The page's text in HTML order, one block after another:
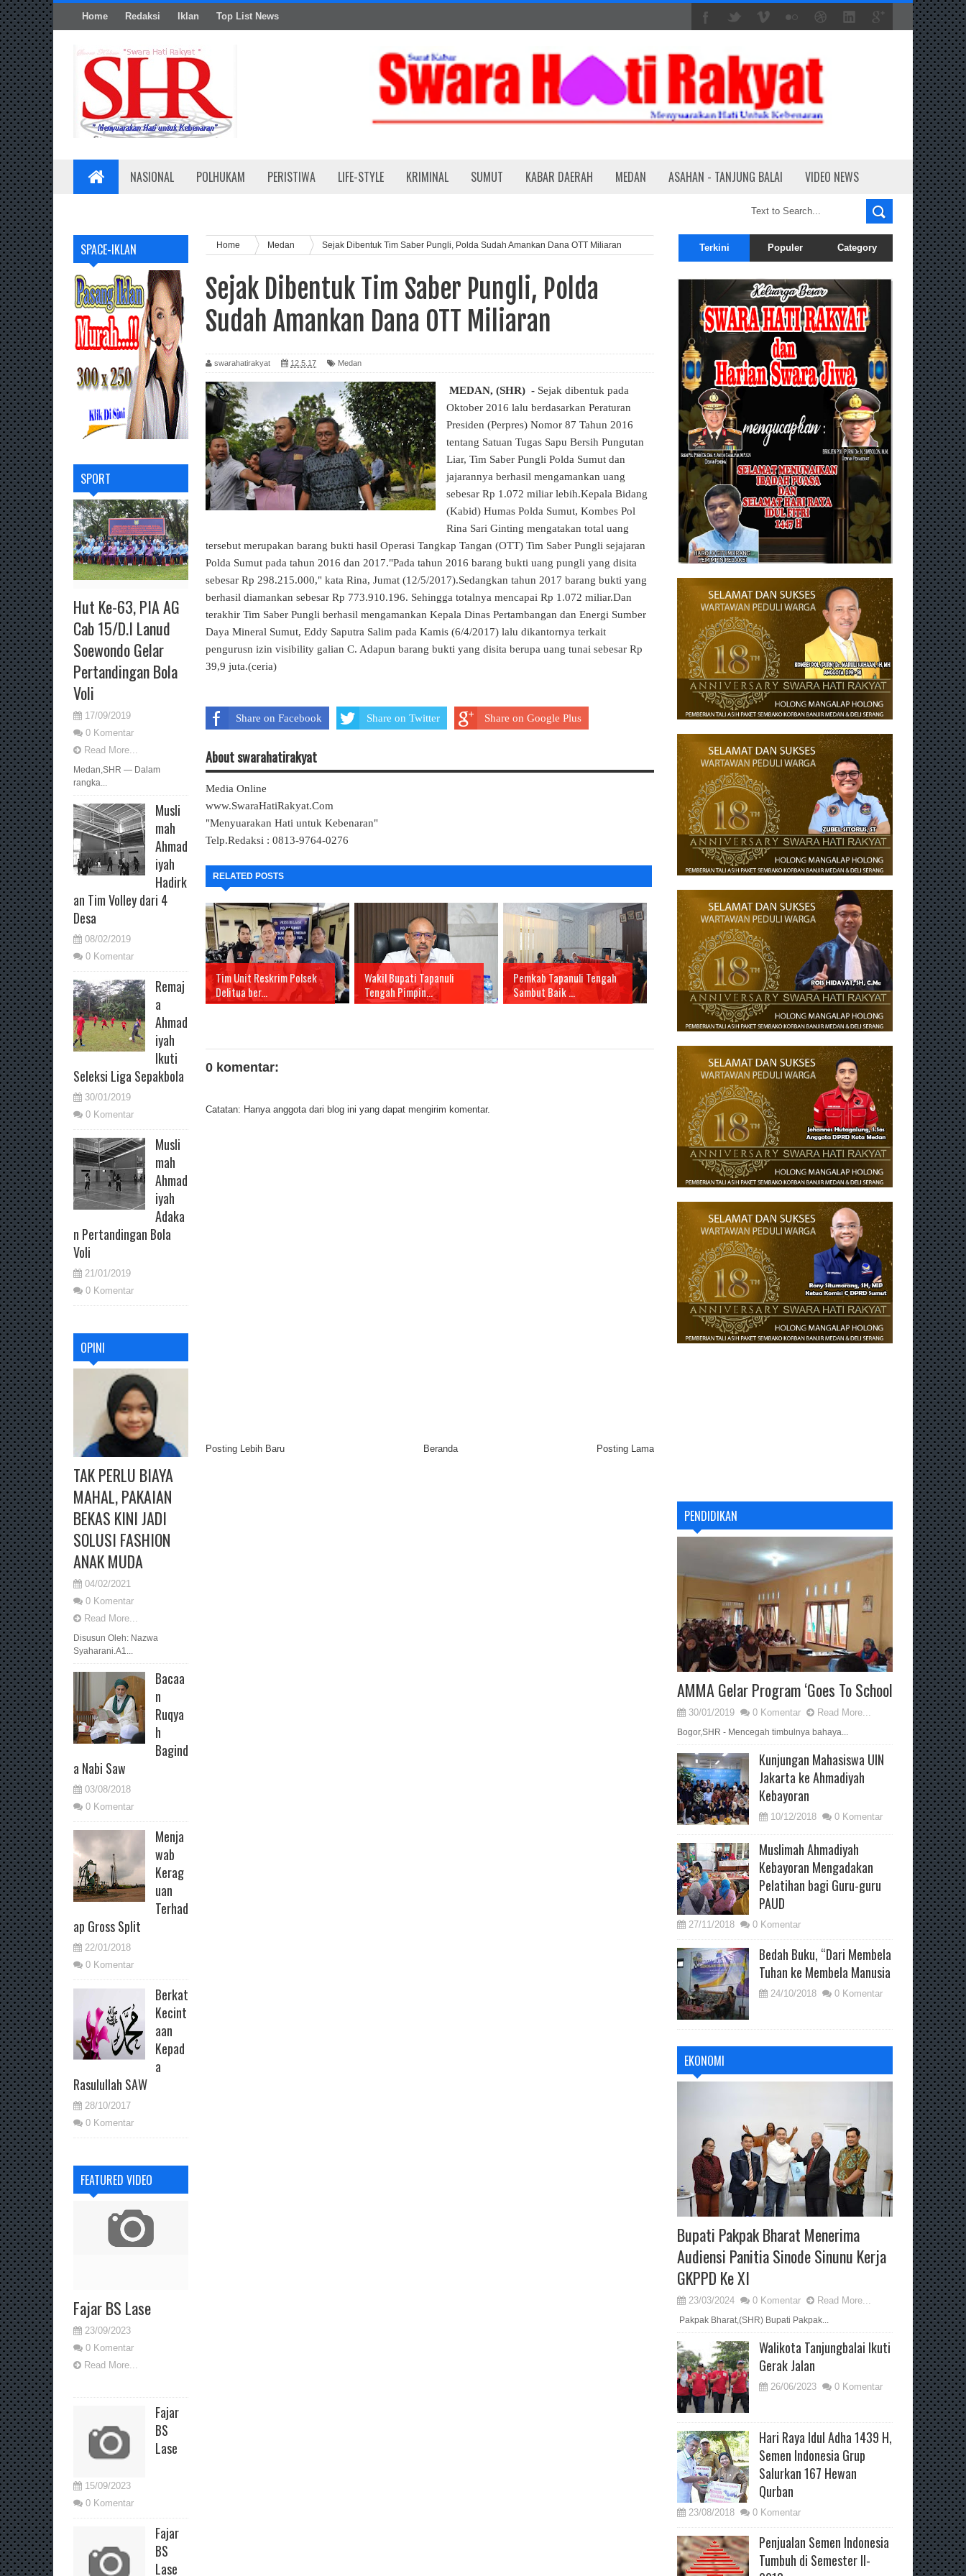
Home Redaksi Iklan Top List News
NASIONAL POLHUKAM PERISTIWA LIFE-STYLE KRIMINAL SUMUT KABAR DAERAH MEDAN ASAHAN - TANJUNG BALAI VIDEO NEWS
SPACE-IKLAN
SPORT
Hut Ke-63, PIA AG
Cab 15/D.I Lanud
Soewondo Gelar
Pertandingan Bola
Voli
17/09/2019
0 Komentar
Read More...
Medan,SHR — Dalam
rangka...
Musli
mah
Ahmad
iyah
Hadirk
an Tim Volley dari 4
Desa
08/02/2019
0 Komentar
Remaj
a
Ahmad
iyah
Ikuti
Seleksi Liga Sepakbola
30/01/2019
0 Komentar
Musli
mah
Ahmad
iyah
Adaka
n Pertandingan Bola
Voli
21/01/2019
0 Komentar
OPINI
TAK PERLU BIAYA
MAHAL, PAKAIAN
BEKAS KINI JADI
SOLUSI FASHION
ANAK MUDA
04/02/2021
0 Komentar
Read More...
Disusun Oleh: Nazwa
Syaharani.A1...
Bacaa
n
Ruqya
h
Bagind
a Nabi Saw
03/08/2018
0 Komentar
Menja
wab
Kerag
uan
Terhad
ap Gross Split
22/01/2018
0 Komentar
Berkat
Kecint
aan
Kepad
a
Rasulullah SAW
28/10/2017
0 Komentar
FEATURED VIDEO
Fajar BS Lase
23/09/2023
0 Komentar
Read More...
Fajar
BS
Lase
15/09/2023
0 Komentar
Fajar
BS
Lase
Home Medan Sejak Dibentuk Tim Saber Pungli, Polda Sudah Amankan Dana OTT Miliaran
Sejak Dibentuk Tim Saber Pungli, Polda
Sudah Amankan Dana OTT Miliaran
swarahatirakyat 12.5.17 Medan
MEDAN, (SHR) - Sejak dibentuk pada
Oktober 2016 lalu berdasarkan Peraturan
Presiden (Perpres) Nomor 87 Tahun 2016
tentang Satuan Tugas Sapu Bersih Pungutan
Liar, Tim Saber Pungli Polda Sumut dan
jajarannya berhasil mengamankan uang
sebesar Rp 1.072 miliar lebih.Kepala Bidang
(Kabid) Humas Polda Sumut, Kombes Pol
Rina Sari Ginting mengatakan total uang
tersebut merupakan barang bukti hasil Operasi Tangkap Tangan (OTT) Tim Saber Pungli sejajaran
Polda Sumut pada tahun 2016 dan 2017."Pada tahun 2016 barang bukti uang pungli yang disita
sebesar Rp 298.215.000," kata Rina, Jumat (12/5/2017).Sedangkan tahun 2017 barang bukti yang
berhasil diamankan sebesar Rp 773.910.196. Sehingga totalnya mencapai Rp 1.072 miliar.Dan
terakhir Tim Saber Pungli berhasil mengamankan Kepala Dinas Pertambangan dan Energi Sumber
Daya Mineral Sumut, Eddy Saputra Salim pada Kamis (6/4/2017) lalu dikantornya terkait
pengurusn izin visibility galian C. Adapun barang bukti yang disita berupa uang tunai sebesar Rp
39,9 juta.(ceria)
Share on Facebook Share on Twitter Share on Google Plus
About swarahatirakyat
Media Online
www.SwaraHatiRakyat.Com
"Menyuarakan Hati untuk Kebenaran"
Telp.Redaksi : 0813-9764-0276
RELATED POSTS
Tim Unit Reskrim Polsek
Delitua ber...
Wakil Bupati Tapanuli
Tengah Pimpin...
Pemkab Tapanuli Tengah
Sambut Baik ...
0 komentar:
Catatan: Hanya anggota dari blog ini yang dapat mengirim komentar.
Posting Lebih Baru Posting Lama
Beranda
Terkini Populer Category
PENDIDIKAN
AMMA Gelar Program ‘Goes To School
30/01/2019 0 Komentar Read More...
Bogor,SHR - Mencegah timbulnya bahaya...
Kunjungan Mahasiswa UIN
Jakarta ke Ahmadiyah
Kebayoran
10/12/2018 0 Komentar
Muslimah Ahmadiyah
Kebayoran Mengadakan
Pelatihan bagi Guru-guru
PAUD
27/11/2018 0 Komentar
Bedah Buku, “Dari Membela
Tuhan ke Membela Manusia
24/10/2018 0 Komentar
EKONOMI
Bupati Pakpak Bharat Menerima
Audiensi Panitia Sinode Sinunu Kerja
GKPPD Ke XI
23/03/2024 0 Komentar Read More...
Pakpak Bharat,(SHR) Bupati Pakpak...
Walikota Tanjungbalai Ikuti
Gerak Jalan
26/06/2023 0 Komentar
Hari Raya Idul Adha 1439 H,
Semen Indonesia Grup
Salurkan 167 Hewan
Qurban
23/08/2018 0 Komentar
Penjualan Semen Indonesia
Tumbuh di Semester II-